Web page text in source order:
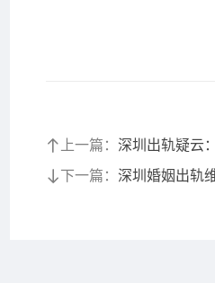
上一篇：深圳出轨疑云
下一篇：深圳婚姻出轨